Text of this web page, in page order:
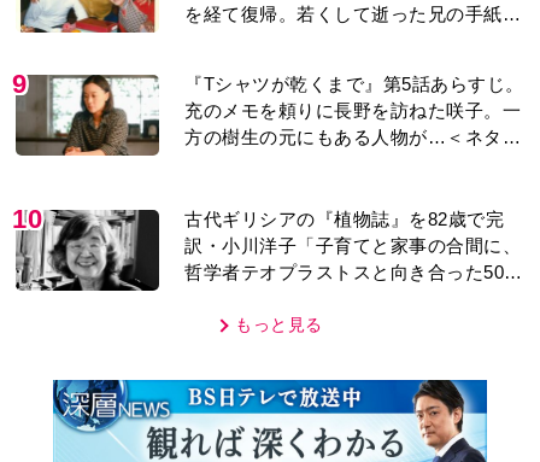
を経て復帰。若くして逝った兄の手紙を
9
『Tシャツが乾くまで』第5話あらすじ。
充のメモを頼りに長野を訪ねた咲子。一
方の樹生の元にもある人物が…＜ネタバ
10
古代ギリシアの『植物誌』を82歳で完
訳・小川洋子「子育てと家事の合間に、
哲学者テオプラストスと向き合った50
もっと見る